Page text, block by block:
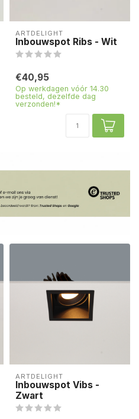
ARTDELIGHT
Inbouwspot Ribs - Wit
€40,95
Op werkdagen vóór 14.30
besteld, dezelfde dag
verzonden!*
ARTDELIGHT
Inbouwspot Vibs -
Zwart